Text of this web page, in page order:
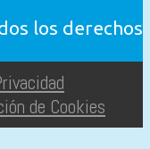
los derechos
de Cookies